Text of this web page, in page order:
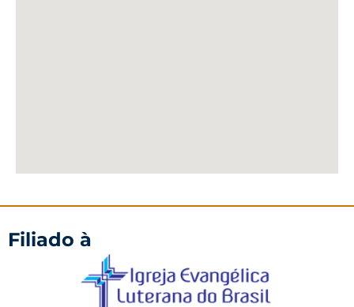
Filiado à